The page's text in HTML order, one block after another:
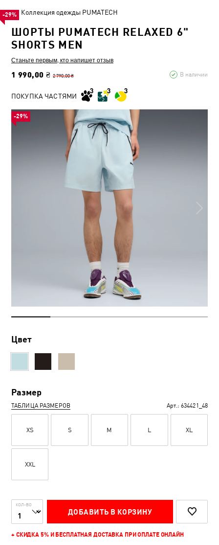
Коллекция одежды PUMATECH
ШОРТЫ PUMATECH RELAXED 6"
SHORTS MEN
Станьте первым, кто напишет отзыв
1 990,00 ₴ 2 790,00 ₴ В наличии
-29%
ПОКУПКА ЧАСТЯМИ
Цвет
Размер
ТАБЛИЦА РАЗМЕРОВ Арт.: 634421_48
XS S M L XL
XXL
КОЛ-ВО
ДОБАВИТЬ В КОРЗИНУ
+ СКИДКА 5% И БЕСПЛАТНАЯ ДОСТАВКА ПРИ ОПЛАТЕ ОНЛАЙН
-29%